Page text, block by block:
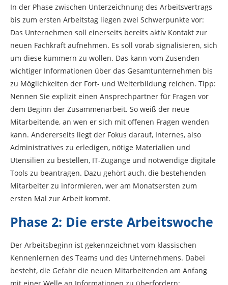
In der Phase zwischen Unterzeichnung des Arbeitsvertrags
bis zum ersten Arbeitstag liegen zwei Schwerpunkte vor:
Das Unternehmen soll einerseits bereits aktiv Kontakt zur
neuen Fachkraft aufnehmen. Es soll vorab signalisieren, sich
um diese kümmern zu wollen. Das kann vom Zusenden
wichtiger Informationen über das Gesamtunternehmen bis
zu Möglichkeiten der Fort- und Weiterbildung reichen. Tipp:
Nennen Sie explizit einen Ansprechpartner für Fragen vor
dem Beginn der Zusammenarbeit. So weiß der neue
Mitarbeitende, an wen er sich mit offenen Fragen wenden
kann. Andererseits liegt der Fokus darauf, Internes, also
Administratives zu erledigen, nötige Materialien und
Utensilien zu bestellen, IT-Zugänge und notwendige digitale
Tools zu beantragen. Dazu gehört auch, die bestehenden
Mitarbeiter zu informieren, wer am Monatsersten zum
ersten Mal zur Arbeit kommt.
Phase 2: Die erste Arbeitswoche
Der Arbeitsbeginn ist gekennzeichnet vom klassischen
Kennenlernen des Teams und des Unternehmens. Dabei
besteht, die Gefahr die neuen Mitarbeitenden am Anfang